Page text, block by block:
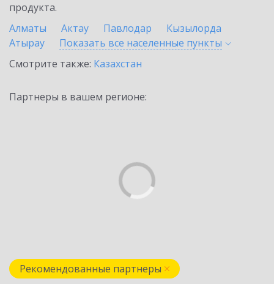
продукта.
Алматы
Актау Павлодар
Кызылорда
Атырау
Показать все населенные пункты
Смотрите также: Казахстан
Партнеры в вашем регионе:
Рекомендованные партнеры